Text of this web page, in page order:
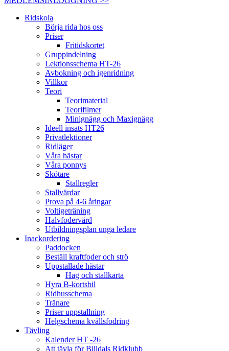
Ridskola
Börja rida hos oss
Priser
Fritidskortet
Gruppindelning
Lektionsschema HT-26
Avbokning och igenridning
Villkor
Teori
Teorimaterial
Teorifilmer
Minignägg och Maxignägg
Ideell insats HT26
Privatlektioner
Ridläger
Våra hästar
Våra ponnys
Skötare
Stallregler
Stallvärdar
Prova på 4-6 åringar
Voltigeträning
Halvfodervärd
Utbildningsplan unga ledare
Inackordering
Paddocken
Beställ kraftfoder och strö
Uppstallade hästar
Hag och stallkarta
Hyra B-kortsbil
Ridhusschema
Tränare
Priser uppstallning
Helgschema kvällsfodring
Tävling
Kalender HT -26
Att tävla för Billdals Ridklubb